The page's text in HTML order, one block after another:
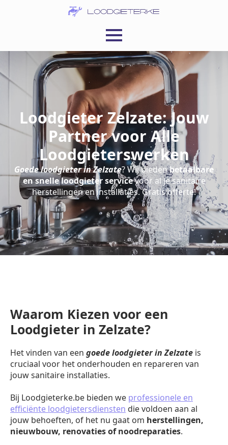
Loodgieter Zelzate: Jouw
Partner voor Alle
Loodgieterswerken
Goede loodgieter in Zelzate? Wij biedenbetaalbare
en snelle loodgieter servicevoor al je sanitaire
herstellingen en installaties. Gratis offerte!
Waarom Kiezen voor een
Loodgieter in Zelzate?
Het vinden van een goede loodgieter in Zelzate is
cruciaal voor het onderhouden en repareren van
jouw sanitaire installaties.
Bij Loodgieterke.be bieden we professionele en
efficiënte loodgietersdiensten die voldoen aan al
jouw behoeften, of het nu gaat om herstellingen,
nieuwbouw, renovaties of noodreparaties.